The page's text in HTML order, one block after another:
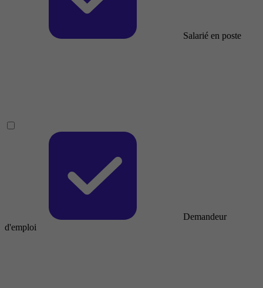
Salarié en poste
Demandeur
d'emploi